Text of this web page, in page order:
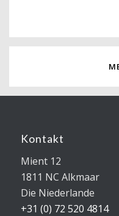
Kontakt
Mient 12
1811 NC Alkmaar
Die Niederlande
+31 (0) 72 520 4814